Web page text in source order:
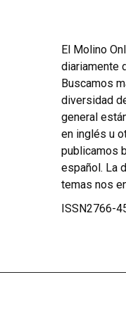
El Molino
diariamente
Buscamos
diversidad
general
en inglés u
publicamos
español. La
temas nos
ISSN2766-